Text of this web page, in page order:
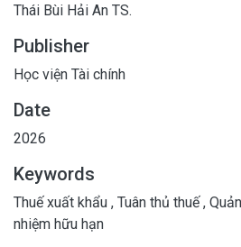
Thái Bùi Hải An TS.
Publisher
Học viện Tài chính
Date
2026
Keywords
Thuế xuất khẩu , Tuân thủ thuế,
nhiệm hữu hạn